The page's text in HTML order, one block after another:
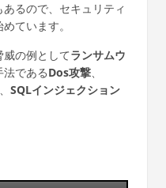
るので、セキュリティ
ています。
の例としてランサムウ
であるDos攻撃、
SQLインジェクション